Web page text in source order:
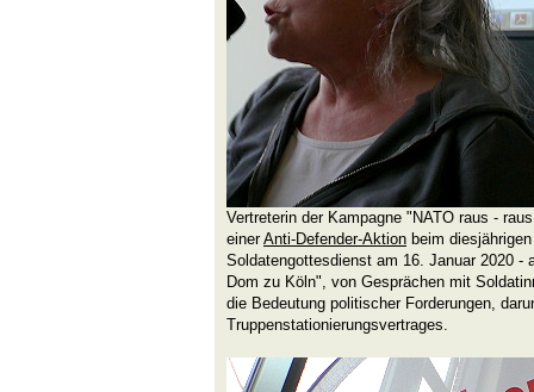
Vertreterin der Kampagne "NATO raus -
einerAnti-Defender-Aktion beim
Soldatengottesdienst am 16. Januar 2020 -
Dom zu Köln", von Gesprächen mit
die Bedeutung politischer Forderungen,
Truppenstationierungsvertrages.